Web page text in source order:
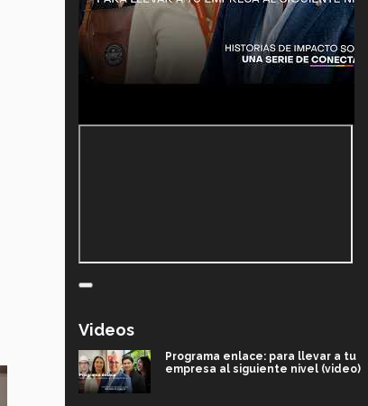
Videos
Programa enlace: para llevar a tu
empresa al siguiente nivel (video)